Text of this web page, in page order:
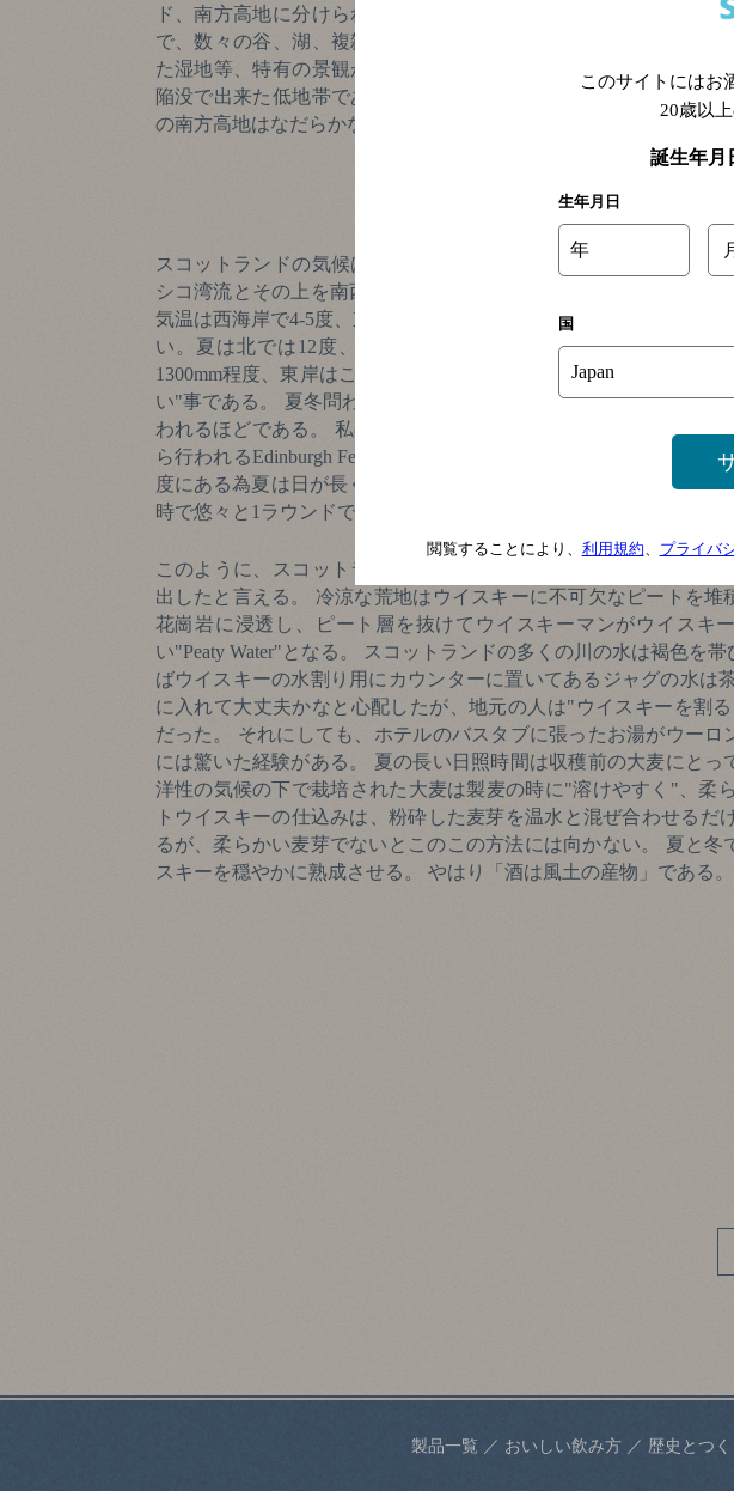
ド、南方高地に分けられる。ハイランド地方は氷河時代に氷河の
で、数々の谷、湖、複雑に入り組んだ海岸、礫土に覆われた荒涼
た湿地等、特有の景観が見られる。中部ローランドはハイランド
陥没で出来た低地帯であり、スコットランドの主要都市、人口、
の南方高地はなだらかな丘陵地が多い。
スコットランドの気候は緯度からは寒冷地に属するが、大西洋を
シコ湾流とその上を南西から吹いてくる風のお陰で冷涼な西岸海
気温は西海岸で4-5度、東海岸では3度くらいであるが、ハイランド
い。夏は北では12度、南では15度くらいで涼しく過ごし易い
1300mm程度、東岸はこれより少なく数百mmにとどまる。気候の
い"事である。 夏冬問わず暖寒、降水量は大きく変わるし、"一日
われるほどである。 私のEdinburghでの経験だが、8月でもストー
ら行われるEdinburgh FestivalのMilitary Tatooを見る時は、アノラッ
度にある為夏は日が長く、反対に冬はほとんど日が昇らない。ゴ
時で悠々と1ラウンドできるが、冬の最終スタートは午後1時であっ
このように、スコットランドの風土は厳しいが、実はこの風土こ
出したと言える。 冷涼な荒地はウイスキーに不可欠なピートを堆
花崗岩に浸透し、ピート層を抜けてウイスキーマンがウイスキ
い"Peaty Water"となる。 スコットランドの多くの川の水は褐色を
ばウイスキーの水割り用にカウンターに置いてあるジャグの水は
に入れて大丈夫かなと心配したが、地元の人は"ウイスキーを割
だった。 それにしても、ホテルのバスタブに張ったお湯がウーロ
には驚いた経験がある。 夏の長い日照時間は収穫前の大麦にとっ
洋性の気候の下で栽培された大麦は製麦の時に"溶けやすく"、柔
トウイスキーの仕込みは、粉砕した麦芽を温水と混ぜ合わせるだ
るが、柔らかい麦芽でないとこのこの方法には向かない。 夏と冬
スキーを穏やかに熟成させる。 やはり「酒は風土の産物」である。
製品一覧 ／ おいしい飲み方 ／ 歴史とつく
このサイトにはお
20歳以
誕生年月
生年月日
年
国
閲覧することにより、 利用規約、 プライバ